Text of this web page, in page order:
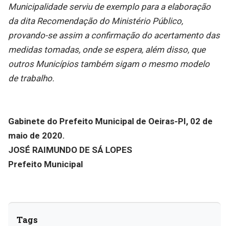
Municipalidade serviu de exemplo para a elaboração
da dita Recomendação do Ministério Público,
provando-se assim a confirmação do acertamento das
medidas tomadas, onde se espera, além disso, que
outros Municípios também sigam o mesmo modelo
de trabalho.
Gabinete do Prefeito Municipal de Oeiras-PI, 02 de
maio de 2020.
JOSÉ RAIMUNDO DE SÁ LOPES
Prefeito Municipal
Tags